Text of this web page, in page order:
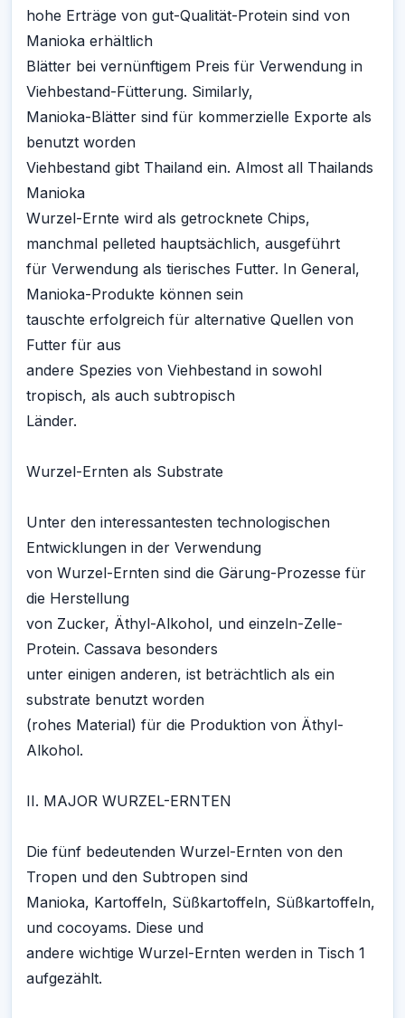
hohe Erträge von gut-Qualität-Protein sind von
Manioka erhältlich
Blätter bei vernünftigem Preis für Verwendung in
Viehbestand-Fütterung. Similarly,
Manioka-Blätter sind für kommerzielle Exporte als
benutzt worden
Viehbestand gibt Thailand ein. Almost all Thailands
Manioka
Wurzel-Ernte wird als getrocknete Chips,
manchmal pelleted hauptsächlich, ausgeführt
für Verwendung als tierisches Futter. In General,
Manioka-Produkte können sein
tauschte erfolgreich für alternative Quellen von
Futter für aus
andere Spezies von Viehbestand in sowohl
tropisch, als auch subtropisch
Länder.
Wurzel-Ernten als Substrate
Unter den interessantesten technologischen
Entwicklungen in der Verwendung
von Wurzel-Ernten sind die Gärung-Prozesse für
die Herstellung
von Zucker, Äthyl-Alkohol, und einzeln-Zelle-
Protein. Cassava besonders
unter einigen anderen, ist beträchtlich als ein
substrate benutzt worden
(rohes Material) für die Produktion von Äthyl-
Alkohol.
II. MAJOR WURZEL-ERNTEN
Die fünf bedeutenden Wurzel-Ernten von den
Tropen und den Subtropen sind
Manioka, Kartoffeln, Süßkartoffeln, Süßkartoffeln,
und cocoyams. Diese und
andere wichtige Wurzel-Ernten werden in Tisch 1
aufgezählt.